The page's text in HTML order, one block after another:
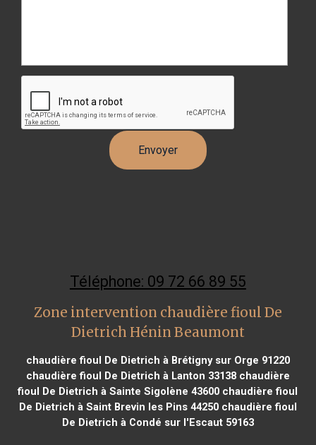
Téléphone: 09 72 66 89 55
Zone intervention chaudière fioul De
Dietrich Hénin Beaumont
chaudière fioul De Dietrich à Brétigny sur Orge 91220
chaudière fioul De Dietrich à Lanton 33138chaudière
fioul De Dietrich à Sainte Sigolène 43600 chaudière fioul
De Dietrich à Saint Brevin les Pins 44250chaudière fioul
De Dietrich à Condé sur l'Escaut 59163